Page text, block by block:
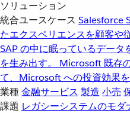
ソリューション
統合ユースケース Salesforce
たエクスペリエンスを顧客や
SAP の中に眠っているデー
を生み出す。
Microsoft 既存
て、Microsoft への投資効果を
業種金融サービス 製造 小売
課題 レガシーシステムのモダ